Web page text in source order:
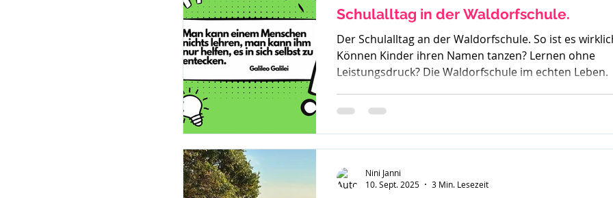
Schulalltag in der Waldorfschule.
Der Schulalltag an der Waldorfschule. So ist es
Können Kinder ihren Namen tanzen? Lernen ohne
Leistungsdruck? Die Waldorfschule im echten Leben.
Nini Janni
10. Sept. 2025
3 Min. Lesezeit